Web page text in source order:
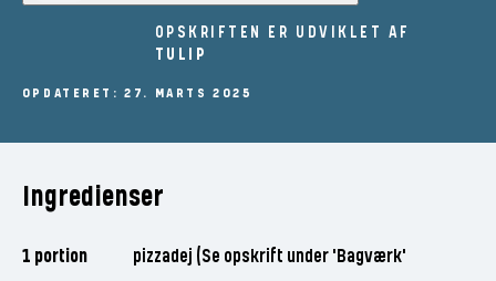
OPSKRIFTEN ER UDVIKLET AF
TULIP
OPDATERET: 27. MARTS 2025
Ingredienser
1 portion pizzadej (Se opskrift under 'Bagværk'